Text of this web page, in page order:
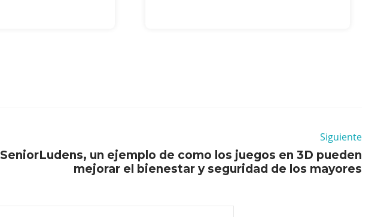
Siguiente
SeniorLudens, un ejemplo de como los juegos en 3D pueden
mejorar el bienestar y seguridad de los mayores